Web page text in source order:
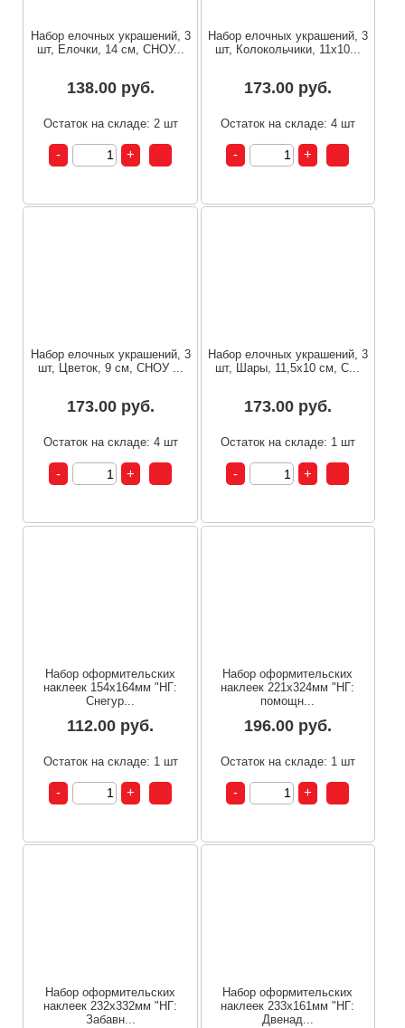
Набор елочных украшений, 3
шт, Елочки, 14 см, СНОУ...
138.00 руб.
Остаток на складе: 2 шт
Набор елочных украшений, 3
шт, Колокольчики, 11x10...
173.00 руб.
Остаток на складе: 4 шт
Набор елочных украшений, 3
шт, Цветок, 9 см, СНОУ ...
173.00 руб.
Остаток на складе: 4 шт
Набор елочных украшений, 3
шт, Шары, 11,5x10 см, С...
173.00 руб.
Остаток на складе: 1 шт
Набор оформительских
наклеек 154х164мм "НГ:
Снегур...
112.00 руб.
Остаток на складе: 1 шт
Набор оформительских
наклеек 221х324мм "НГ:
помощн...
196.00 руб.
Остаток на складе: 1 шт
Набор оформительских
наклеек 232х332мм "НГ:
Забавн...
Набор оформительских
наклеек 233х161мм "НГ:
Двенад...